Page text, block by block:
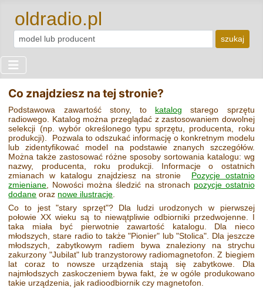
oldradio.pl
szukaj
Co znajdziesz na tej stronie?
Podstawowa zawartość stony, to katalog starego sprzętu
radiowego. Katalog można przeglądać z zastosowaniem dowolnej
selekcji (np. wybór określonego typu sprzętu, producenta, roku
produkcji). Pozwala to odszukać informację o konkretnym modelu
lub zidentyfikować model na podstawie znanych szczegółów.
Można także zastosować różne sposoby sortowania katalogu: wg
nazwy, producenta, roku produkcji. Informacje o ostatnich
zmianach w katalogu znajdziesz na stronie Pozycje ostatnio
zmieniane, Nowości można śledzić na stronach pozycje ostatnio
dodane oraz nowe ilustracje.
Co to jest "stary sprzęt"? Dla ludzi urodzonych w pierwszej
połowie XX wieku są to niewątpliwie odbiorniki przedwojenne. I
taka miała być pierwotnie zawartość katalogu. Dla nieco
młodszych, stare radio to także "Pionier" lub "Stolica". Dla jeszcze
młodszych, zabytkowym radiem bywa znaleziony na strychu
zakurzony "Jubilat" lub tranzystorowy radiomagnetofon. Z biegiem
lat coraz to nowsze urządzenia stają się zabytkowe. Dla
najmłodszych zaskoczeniem bywa fakt, że w ogóle produkowano
takie urządzenia, jak radioodbiornik czy magnetofon.